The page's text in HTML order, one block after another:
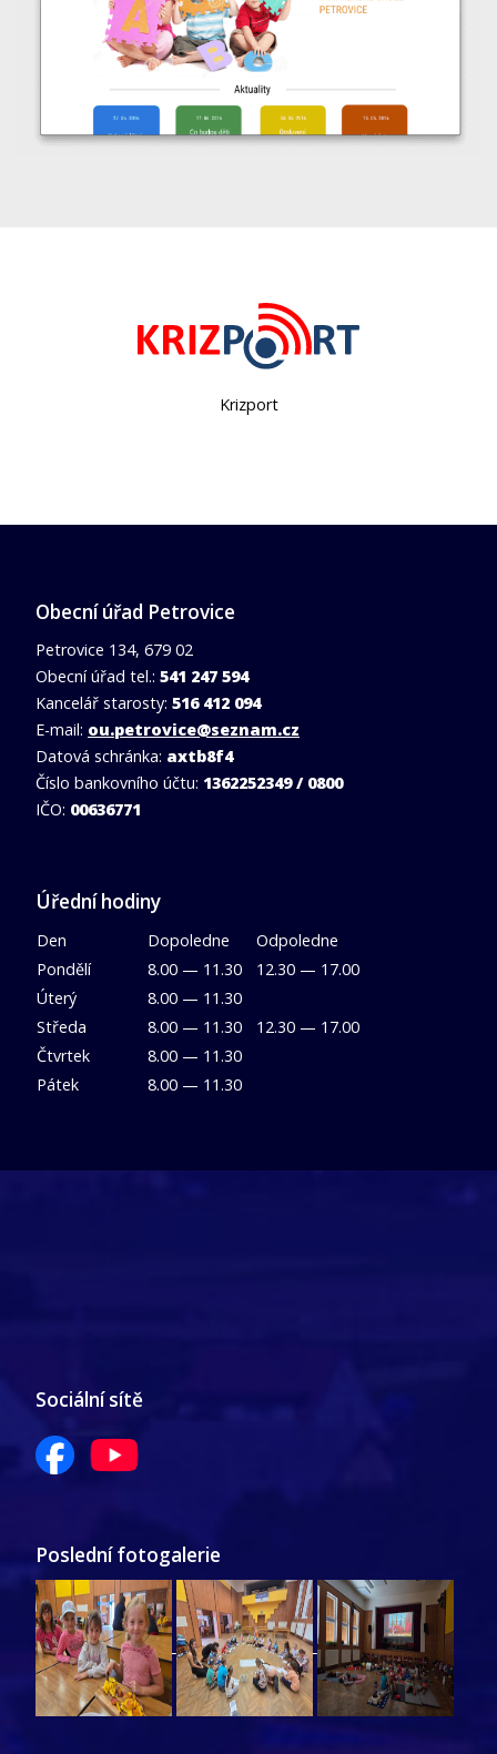
DMO Moravský kras
Obecní úřad Petrovice
Petrovice 134, 679 02
Obecní úřad tel.: 541 247 594
Kancelář starosty: 516 412 094
E-mail: ou.petrovice@seznam.cz
Datová schránka: axtb8f4
Číslo bankovního účtu: 1362252349 / 0800
IČO: 00636771
Úřední hodiny
Den Dopoledne
Odpoledne
Pondělí
8.00 — 11.30
12.30 — 17.00
Úterý
8.00 — 11.30
Středa
8.00 — 11.30
12.30 — 17.00
Čtvrtek
8.00 — 11.30
Pátek
8.00 — 11.30
Sociální sítě
Poslední fotogalerie